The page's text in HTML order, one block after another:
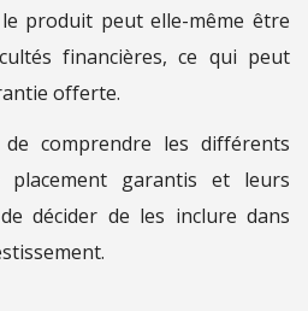
produit peut elle-même être
financières, ce qui peut
offerte.
comprendre les différents
garantis et leurs
décider de les inclure dans